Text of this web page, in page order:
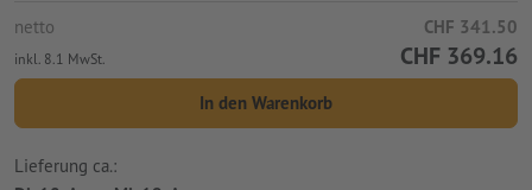
netto CHF 341.50
inkl. 8.1 MwSt. CHF 369.16
In den Warenkorb
Lieferung ca.: